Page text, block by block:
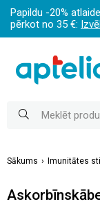
Papildu -20%
pērkot no 35 €:
Sākums Imunitātes